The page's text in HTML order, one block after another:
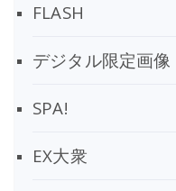
FLASH
デジタル限定画像
SPA!
EX大衆